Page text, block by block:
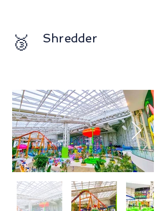
🥉 Shredder